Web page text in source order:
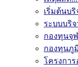
เริ่มต้นบริ
ระบบบริ
กองทุนจุ
กองทุนภู
โครงกา